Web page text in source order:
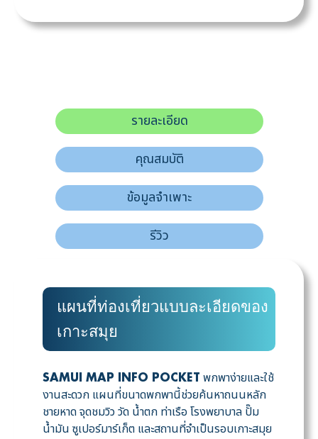
รายละเอียด
คุณสมบัติ
ข้อมูลจำเพาะ
รีวิว
แผนที่ท่องเที่ยวแบบละเอียดของ
เกาะสมุย
SAMUI MAP INFO POCKET พกพาง่ายและใช้
งานสะดวก แผนที่ขนาดพกพานี้ช่วยค้นหาถนนหลัก
ชายหาด จุดชมวิว วัด น้ำตก ท่าเรือ โรงพยาบาล ปั๊ม
น้ำมัน ซูเปอร์มาร์เก็ต และสถานที่จำเป็นรอบเกาะสมุย